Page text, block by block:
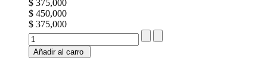
$ 375,000
$ 450,000
$ 375,000
Añadir al carro